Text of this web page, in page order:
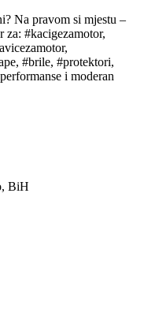
Na pravom si mjestu –
#kacigezamotor,
#brile, #protektori,
i moderan
BiH